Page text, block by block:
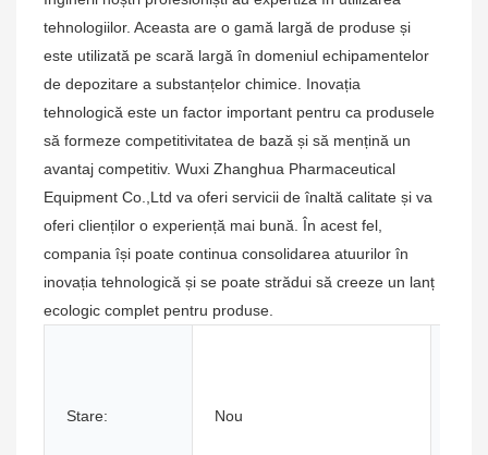
tehnologiilor. Aceasta are o gamă largă de produse și
este utilizată pe scară largă în domeniul echipamentelor
de depozitare a substanțelor chimice. Inovația
tehnologică este un factor important pentru ca produsele
să formeze competitivitatea de bază și să mențină un
avantaj competitiv. Wuxi Zhanghua Pharmaceutical
Equipment Co.,Ltd va oferi servicii de înaltă calitate și va
oferi clienților o experiență mai bună. În acest fel,
compania își poate continua consolidarea atuurilor în
inovația tehnologică și se poate strădui să creeze un lanț
ecologic complet pentru produse.
Stare: Nou